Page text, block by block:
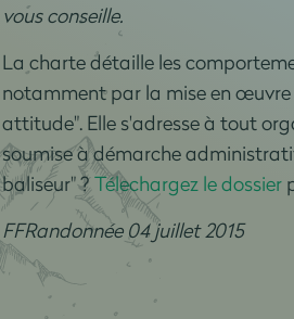
vous conseille.
La charte détaille les
notamment par la mise en
attitude". Elle s'adresse à tout
soumise à démarche
baliseur" ? Télechargez le dossier
FFRandonnée 04 juillet 2015